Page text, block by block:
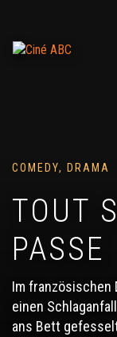
COMEDY, DRAMA
TOUT
PASSE
Im französischen
einen
ans Bett